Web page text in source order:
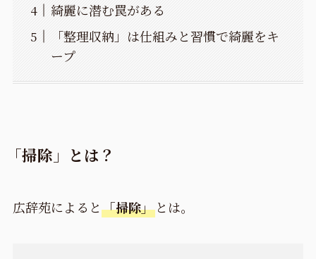
綺麗に潜む罠がある
「整理収納」は仕組みと習慣で綺麗をキ
ープ
「掃除」とは？
広辞苑によると 「掃除」とは。